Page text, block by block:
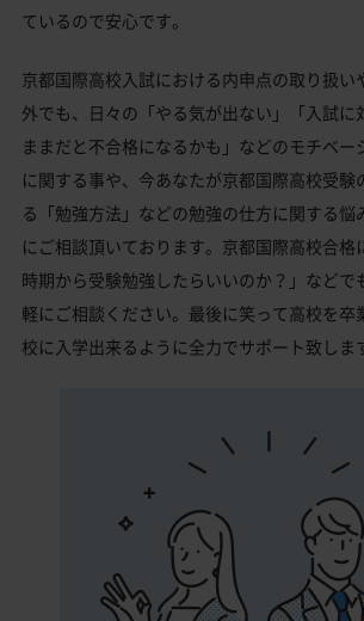
ているので安心です。
京都国際高校入試における内申点の取り扱い
外でも、日々の「やる気が出ない」「入試に
ままだと不合格になるかも」などのモチベー
に関する事や、今あなたが京都国際高校受験
る「勉強方法」などの勉強の仕方に関する悩
にご相談頂いております。京都国際高校合格
時期から受験勉強したらいいのか？」などで
軽にご相談ください。最後に笑って高校を卒
校に入学出来るように全力でサポート致しま